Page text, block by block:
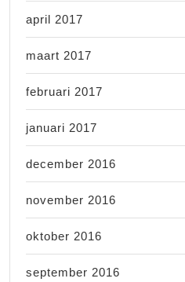
april 2017
maart 2017
februari 2017
januari 2017
december 2016
november 2016
oktober 2016
september 2016